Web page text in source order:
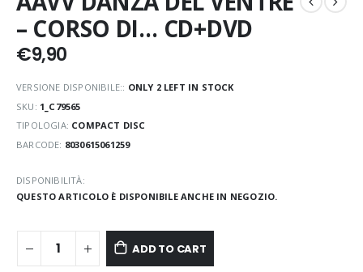
– CORSO DI… CD+DVD
€9,90
VERSIONE DISPONIBILE:: ONLY 2 LEFT IN STOCK
SKU: 1_C79565
TIPOLOGIA: COMPACT DISC
BARCODE: 8030615061259
DISPONIBILITÀ:
QUESTO ARTICOLO È DISPONIBILE ANCHE IN NEGOZIO.
ADD TO CART